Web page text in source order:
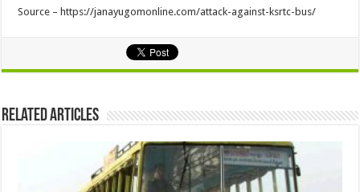
Source – https://janayugomonline.com/attack-against-ksrtc-bus/
Related Articles